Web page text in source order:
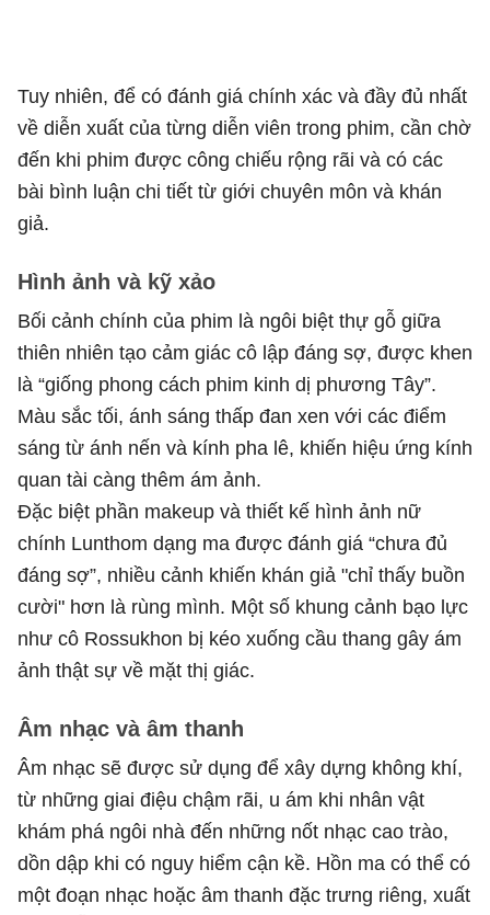
Tuy nhiên, để có đánh giá chính xác và đầy đủ nhất
về diễn xuất của từng diễn viên trong phim, cần chờ
đến khi phim được công chiếu rộng rãi và có các
bài bình luận chi tiết từ giới chuyên môn và khán
giả.
Hình ảnh và kỹ xảo
Bối cảnh chính của phim là ngôi biệt thự gỗ giữa
thiên nhiên tạo cảm giác cô lập đáng sợ, được khen
là “giống phong cách phim kinh dị phương Tây”.
Màu sắc tối, ánh sáng thấp đan xen với các điểm
sáng từ ánh nến và kính pha lê, khiến hiệu ứng kính
quan tài càng thêm ám ảnh.
Đặc biệt phần makeup và thiết kế hình ảnh nữ
chính Lunthom dạng ma được đánh giá “chưa đủ
đáng sợ”, nhiều cảnh khiến khán giả "chỉ thấy buồn
cười" hơn là rùng mình. Một số khung cảnh bạo lực
như cô Rossukhon bị kéo xuống cầu thang gây ám
ảnh thật sự về mặt thị giác.
Âm nhạc và âm thanh
Âm nhạc sẽ được sử dụng để xây dựng không khí,
từ những giai điệu chậm rãi, u ám khi nhân vật
khám phá ngôi nhà đến những nốt nhạc cao trào,
dồn dập khi có nguy hiểm cận kề. Hồn ma có thể có
một đoạn nhạc hoặc âm thanh đặc trưng riêng, xuất